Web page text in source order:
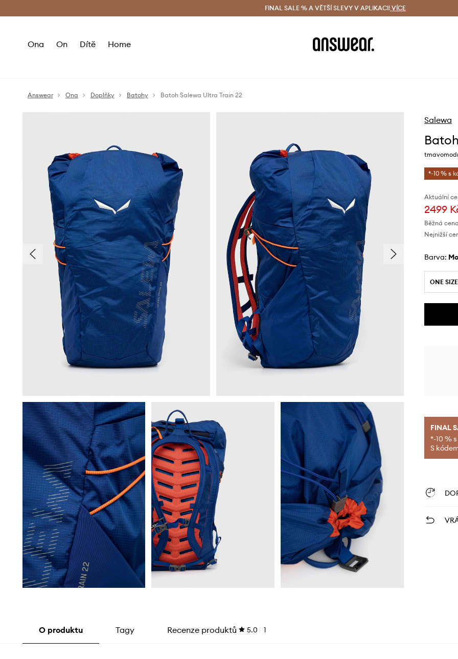
Doručení a vrácení zdarma (od 1800 Kč) Doručení i do 24 h
FINAL SALE % A VĚTŠÍ SLEVY V APLIKACI! VÍCE
Ona On Dítě Home
Answear Ona Doplňky Batohy Batoh Salewa Ultra Train 22
Salewa
*-10 % s
Aktuální
2499
Běžná
Nejnižší
Barva:
ONE SIZE
FINAL
*-10 %
S
O produktu Tagy Recenze produktů 5.0 1